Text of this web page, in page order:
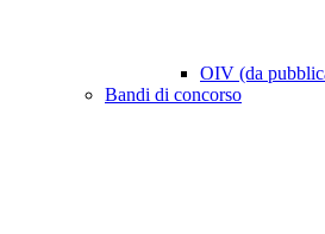
OIV (da
Bandi di concorso